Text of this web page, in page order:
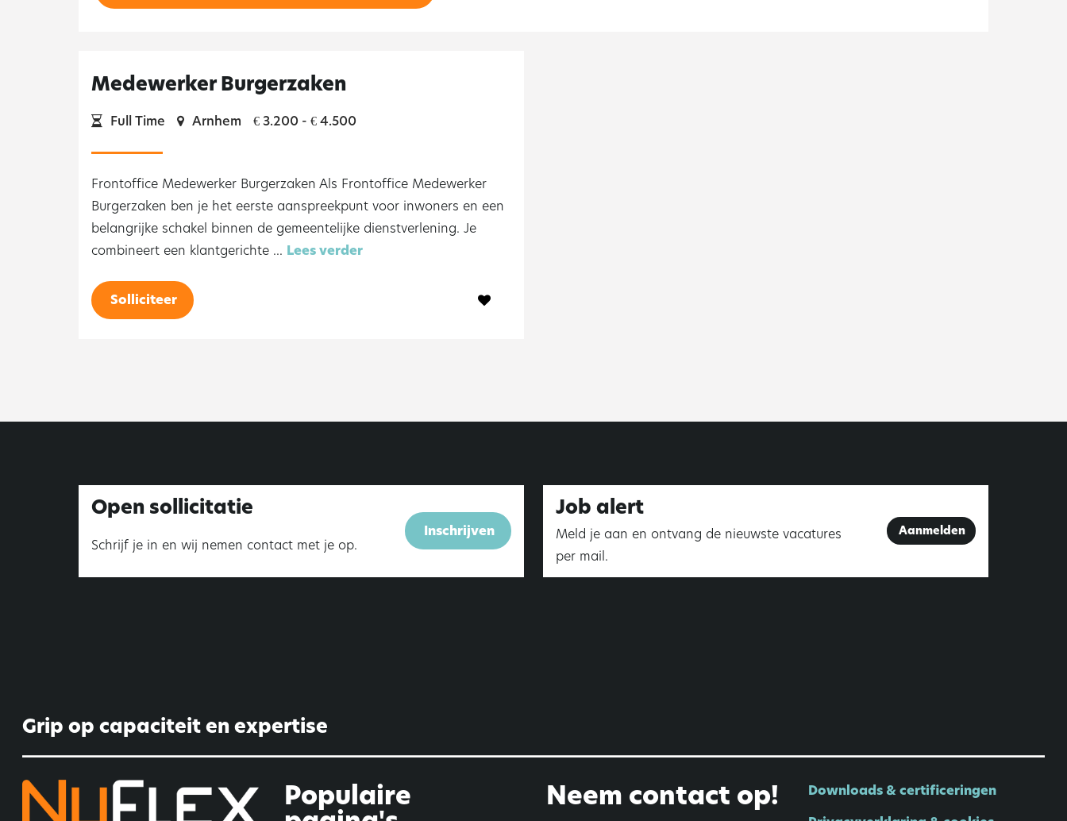
Medewerker Burgerzaken
Full Time Arnhem € 3.200 - € 4.500
Frontoffice Medewerker Burgerzaken Als Frontoffice Medewerker
Burgerzaken ben je het eerste aanspreekpunt voor inwoners en een
belangrijke schakel binnen de gemeentelijke dienstverlening. Je
combineert een klantgerichte ... Lees verder
Solliciteer
Open sollicitatie
Schrijf je in en wij nemen contact met je op.
Inschrijven
Job alert
Meld je aan en ontvang de nieuwste vacatures
per mail.
Aanmelden
Grip op capaciteit en expertise
Populaire Neem contact op!
Downloads & certificeringen